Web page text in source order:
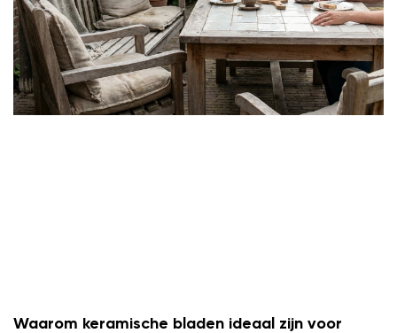
Waarom keramische bladen ideaal zijn voor